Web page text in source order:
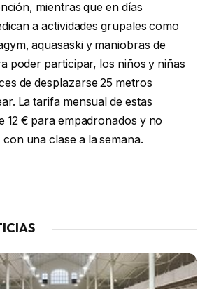
mientras que en días
a actividades grupales como
aquasaski y maniobras de
poder participar, los niños y niñas
de desplazarse 25 metros
La tarifa mensual de estas
12 € para empadronados y no
una clase a la semana.